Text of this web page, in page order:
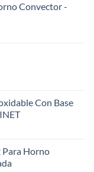
Convector -
Con Base
Para Horno